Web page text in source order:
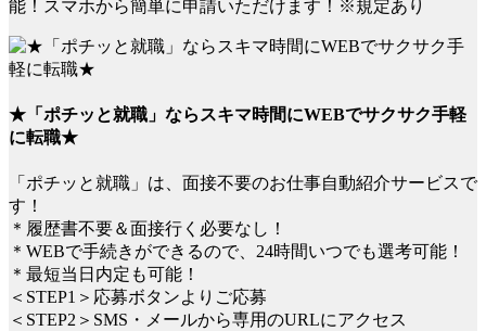
能！スマホから簡単に申請いただけます！※規定あり
★「ポチッと就職」ならスキマ時間にWEBでサクサク手軽
に転職★
「ポチッと就職」は、面接不要のお仕事自動紹介サービスで
す！
＊履歴書不要＆面接行く必要なし！
＊WEBで手続きができるので、24時間いつでも選考可能！
＊最短当日内定も可能！
＜STEP1＞応募ボタンよりご応募
＜STEP2＞SMS・メールから専用のURLにアクセス